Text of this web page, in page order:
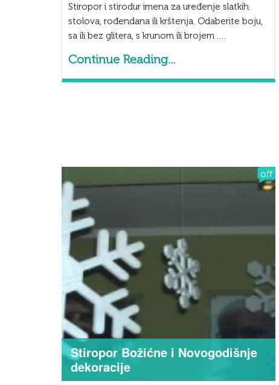
Stiropor i stirodur imena za uređenje slatkih
stolova, rođendana ili krštenja. Odaberite boju,
sa ili bez glitera, s krunom ili brojem ….
Continue Reading...
Stiropor Božićne i Novogodišnje
dekoracije
off